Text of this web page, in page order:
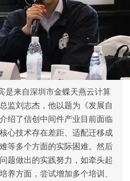
是来自深圳市金蝶天燕云计算
监刘志杰，他以题为《发展自
绍了信创中间件产业目前面临
心技术存在差距、适配迁移成
等多个方面的实际困难。然后
题做出的实践努力，如牵头起
养方面，尝试增加多个培训、